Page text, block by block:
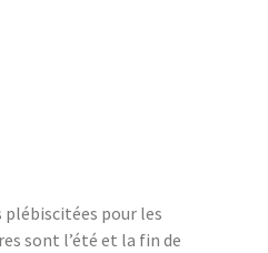
plébiscitées pour les
sont l’été et la fin de